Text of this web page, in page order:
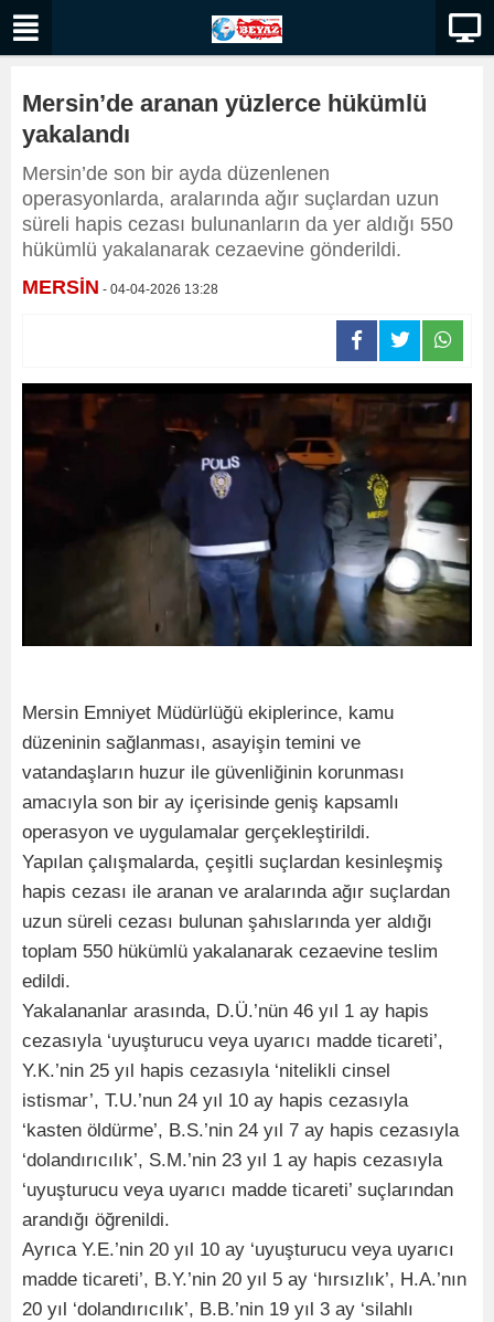
Mersin’de aranan yüzlerce hükümlü
yakalandı
Mersin’de son bir ayda düzenlenen
operasyonlarda, aralarında ağır suçlardan uzun
süreli hapis cezası bulunanların da yer aldığı 550
hükümlü yakalanarak cezaevine gönderildi.
MERSİN - 04-04-2026 13:28
Mersin Emniyet Müdürlüğü ekiplerince, kamu
düzeninin sağlanması, asayişin temini ve
vatandaşların huzur ile güvenliğinin korunması
amacıyla son bir ay içerisinde geniş kapsamlı
operasyon ve uygulamalar gerçekleştirildi.
Yapılan çalışmalarda, çeşitli suçlardan kesinleşmiş
hapis cezası ile aranan ve aralarında ağır suçlardan
uzun süreli cezası bulunan şahıslarında yer aldığı
toplam 550 hükümlü yakalanarak cezaevine teslim
edildi.
Yakalananlar arasında, D.Ü.’nün 46 yıl 1 ay hapis
cezasıyla ‘uyuşturucu veya uyarıcı madde ticareti’,
Y.K.’nin 25 yıl hapis cezasıyla ‘nitelikli cinsel
istismar’, T.U.’nun 24 yıl 10 ay hapis cezasıyla
‘kasten öldürme’, B.S.’nin 24 yıl 7 ay hapis cezasıyla
‘dolandırıcılık’, S.M.’nin 23 yıl 1 ay hapis cezasıyla
‘uyuşturucu veya uyarıcı madde ticareti’ suçlarından
arandığı öğrenildi.
Ayrıca Y.E.’nin 20 yıl 10 ay ‘uyuşturucu veya uyarıcı
madde ticareti’, B.Y.’nin 20 yıl 5 ay ‘hırsızlık’, H.A.’nın
20 yıl ‘dolandırıcılık’, B.B.’nin 19 yıl 3 ay ‘silahlı